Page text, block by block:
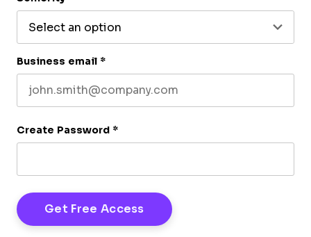
Business email *
Create Password *